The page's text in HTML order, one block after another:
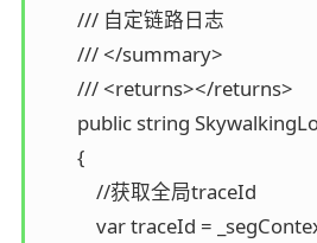
        /// 自定链路日志
        /// </summary>
        /// <returns></returns>
public string
        {
            //获取全局traceId
var traceId =